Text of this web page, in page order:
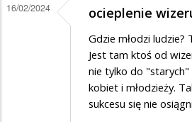
16/02/2024 ocieplenie
Gdzie młodzi ludzie?
Jest tam ktoś od
nie tylko do
kobiet i młodzieży.
sukcesu się nie